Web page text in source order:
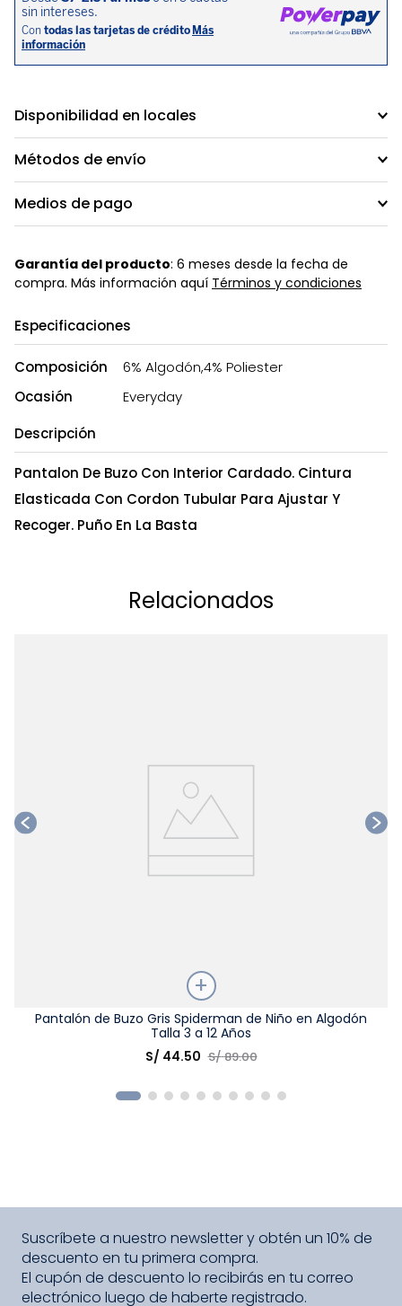
Disponibilidad en locales
Métodos de envío
Medios de pago
Garantía del producto: 6 meses desde la fecha de
compra. Más información aquí Términos y condiciones
Especificaciones
Composición
6% Algodón,4% Poliester
Ocasión
Everyday
Descripción
Pantalon De Buzo Con Interior Cardado. Cintura
Elasticada Con Cordon Tubular Para Ajustar Y
Recoger. Puño En La Basta
Relacionados
TallaPantalón de Buzo Gris Spiderman de Niño en Algodón
Talla 3 a 12 Años
S/ 44.50 S/89.00
Suscríbete a nuestro newsletter y obtén un 10% de
descuento en tu primera compra.
El cupón de descuento lo recibirás en tu correo
electrónico luego de haberte registrado.